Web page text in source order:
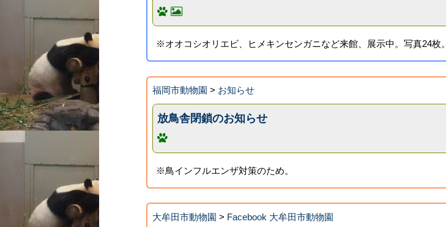
※オオコシオリエビ、ヒメキンセンガニなど来館、展示中。写真24枚。
福岡市動物園 > お知らせ
放鳥舎閉鎖のお知らせ
※鳥インフルエンザ対策のため。
大牟田市動物園 > Facebook 大牟田市動物園